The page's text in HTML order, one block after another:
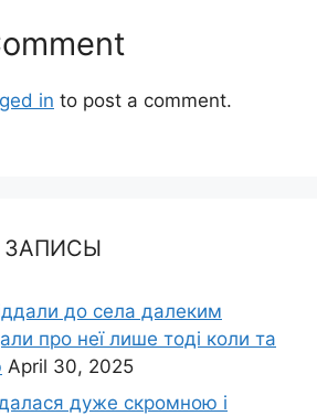
in to post a comment.
до села далеким
про неї лише тоді коли та
April 30, 2025
дуже скромною і